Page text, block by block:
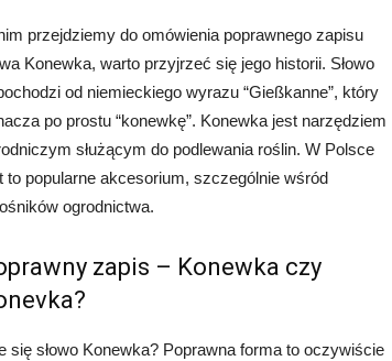
przejdziemy do omówienia poprawnego zapisu
Konewka, warto przyjrzeć się jego historii. Słowo
od niemieckiego wyrazu “Gießkanne”, który
po prostu “konewkę”. Konewka jest narzędziem
służącym do podlewania roślin. W Polsce
to popularne akcesorium, szczególnie wśród
ogrodnictwa.
zapis – Konewka czy
się słowo Konewka? Poprawna forma to oczywiście